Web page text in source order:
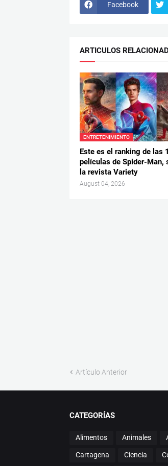
Facebook
ARTICULOS
ENTRETENIMIENTO
Este es el ranking de las
películas de Spider-Man,
la revista Variety
August 04, 2026
Artículo Anterior
CATEGORÍAS
Alimentos Animales
Cartagena Ciencia